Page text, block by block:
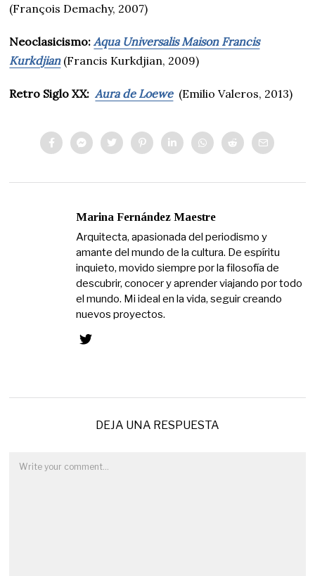
(François Demachy, 2007)
Neoclasicismo:Aqua Universalis Maison Francis
Kurkdjian(Francis Kurkdjian, 2009)
Retro Siglo XX:Aura de Loewe(Emilio Valeros, 2013)
Marina Fernández Maestre
Arquitecta, apasionada del periodismo y
amante del mundo de la cultura. De espíritu
inquieto, movido siempre por la filosofía de
descubrir, conocer y aprender viajando por todo
el mundo. Mi ideal en la vida, seguir creando
nuevos proyectos.
DEJA UNA RESPUESTA